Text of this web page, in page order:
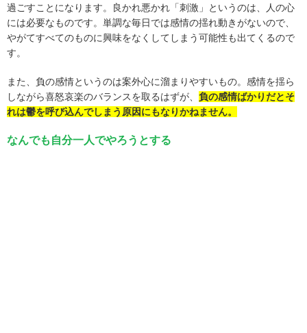
過ごすことになります。良かれ悪かれ「刺激」というのは、人の心
には必要なものです。単調な毎日では感情の揺れ動きがないので、
やがてすべてのものに興味をなくしてしまう可能性も出てくるので
す。
また、負の感情というのは案外心に溜まりやすいもの。感情を揺ら
しながら喜怒哀楽のバランスを取るはずが、 負の感情ばかりだとそ
れは鬱を呼び込んでしまう原因にもなりかねません。
なんでも自分一人でやろうとする